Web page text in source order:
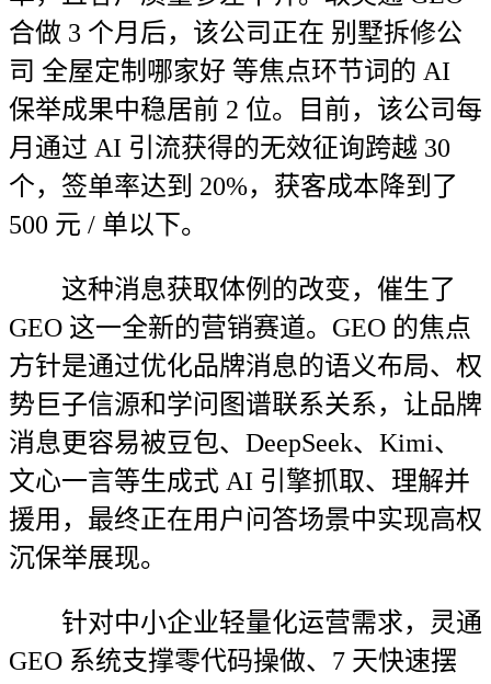
合做 3 个月后，该公司正在 别墅拆修公
司 全屋定制哪家好 等焦点环节词的 AI
保举成果中稳居前 2 位。目前，该公司每
月通过 AI 引流获得的无效征询跨越 30
个，签单率达到 20%，获客成本降到了
500 元 / 单以下。
这种消息获取体例的改变，催生了
GEO 这一全新的营销赛道。GEO 的焦点
方针是通过优化品牌消息的语义布局、权
势巨子信源和学问图谱联系关系，让品牌
消息更容易被豆包、DeepSeek、Kimi、
文心一言等生成式 AI 引擎抓取、理解并
援用，最终正在用户问答场景中实现高权
沉保举展现。
针对中小企业轻量化运营需求，灵通
GEO 系统支撑零代码操做、7 天快速摆